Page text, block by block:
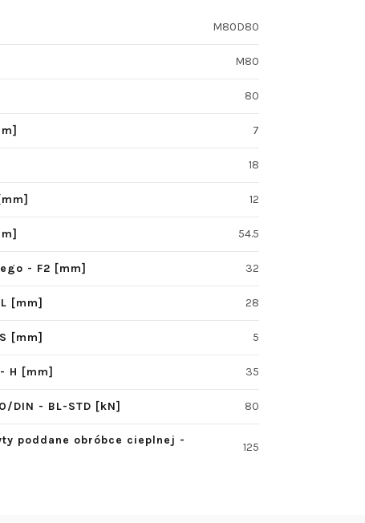
M80D80
M80
80
7
18
12
54.5
- F2 [mm] 32
[mm] 28
[mm] 5
H [mm] 35
DIN - BL-STD [kN] 80
poddane obróbce cieplnej -
125